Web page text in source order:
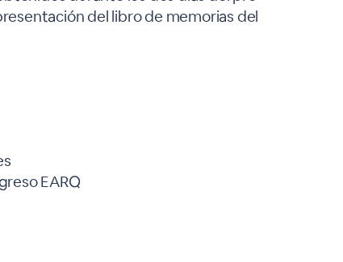
del libro de memorias del
EARQ